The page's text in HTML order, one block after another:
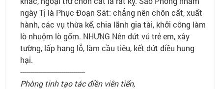
ngày Tị là Phục Đoạn Sát: chẳng nên chôn cất, xuất
hành, các vụ thừa kế, chia lãnh gia tài, khởi công làm
lò nhuộm lò gốm. NHƯNG Nên dứt vú trẻ em, xây
tường, lấp hang lỗ, làm cầu tiêu, kết dứt điều hung
hại.
---------------------------------
Phòng tinh tạo tác điền viên tiến,